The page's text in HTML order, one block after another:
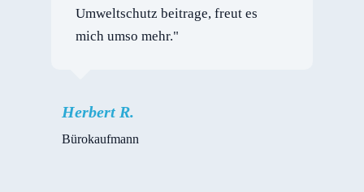
Umweltschutz beitrage, freut es
mich umso mehr."
Herbert R.
Bürokaufmann